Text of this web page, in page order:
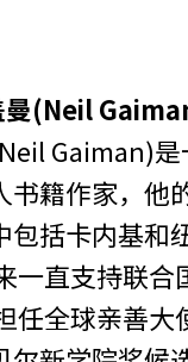
(Neil
Gaiman)是
书籍作家，他
包括卡内基和
一直支持联合
任全球亲善大